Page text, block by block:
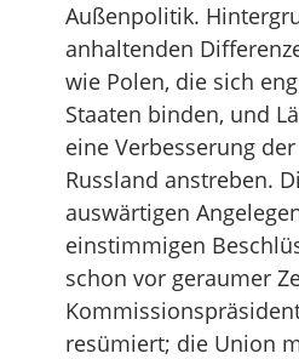
Außenpolitik.
anhaltenden
wie Polen, die sich
Staaten binden, und
eine Verbesserung
Russland anstreben.
auswärtigen
einstimmigen
schon vor geraumer
resümiert; die Union